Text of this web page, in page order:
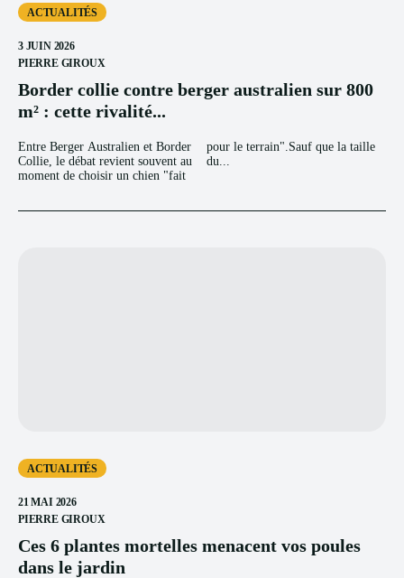
ACTUALITÉS
3 JUIN 2026
PIERRE GIROUX
Border collie contre berger australien sur 800
m² : cette rivalité...
Entre Berger Australien et Border
Collie, le débat revient souvent au
moment de choisir un chien "fait
pour le terrain".Sauf que la taille
du...
ACTUALITÉS
21 MAI 2026
PIERRE GIROUX
Ces 6 plantes mortelles menacent vos poules
dans le jardin